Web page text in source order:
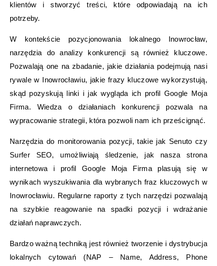
klientów i stworzyć treści, które odpowiadają na ich
potrzeby.
W kontekście pozycjonowania lokalnego Inowrocław,
narzędzia do analizy konkurencji są również kluczowe.
Pozwalają one na zbadanie, jakie działania podejmują nasi
rywale w Inowrocławiu, jakie frazy kluczowe wykorzystują,
skąd pozyskują linki i jak wygląda ich profil Google Moja
Firma. Wiedza o działaniach konkurencji pozwala na
wypracowanie strategii, która pozwoli nam ich prześcignąć.
Narzędzia do monitorowania pozycji, takie jak Senuto czy
Surfer SEO, umożliwiają śledzenie, jak nasza strona
internetowa i profil Google Moja Firma plasują się w
wynikach wyszukiwania dla wybranych fraz kluczowych w
Inowrocławiu. Regularne raporty z tych narzędzi pozwalają
na szybkie reagowanie na spadki pozycji i wdrażanie
działań naprawczych.
Bardzo ważną techniką jest również tworzenie i dystrybucja
lokalnych cytowań (NAP – Name, Address, Phone